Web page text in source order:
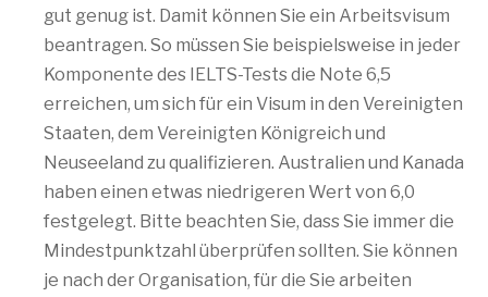
gut genug ist. Damit können Sie ein Arbeitsvisum
beantragen. So müssen Sie beispielsweise in jeder
Komponente des IELTS-Tests die Note 6,5
erreichen, um sich für ein Visum in den Vereinigten
Staaten, dem Vereinigten Königreich und
Neuseeland zu qualifizieren. Australien und Kanada
haben einen etwas niedrigeren Wert von 6,0
festgelegt. Bitte beachten Sie, dass Sie immer die
Mindestpunktzahl überprüfen sollten. Sie können
je nach der Organisation, für die Sie arbeiten